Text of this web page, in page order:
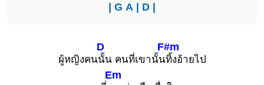
| G A | D |
ผู้หญิงคน
D
นั้น คนที่เขานั้น
F#m
ทิ้งอ้ายไป
Em